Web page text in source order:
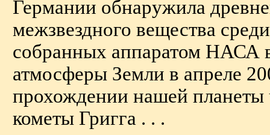
Германии обнаружила
межзвездного вещества
собранных аппаратом НАСА
атмосферы Земли в апреле
прохождении нашей планеты
кометы Григга . . .